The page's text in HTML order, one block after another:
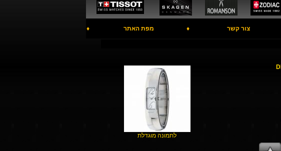
צור קשר ♦ מפת האתר ♦
לתמונה מוגדלת